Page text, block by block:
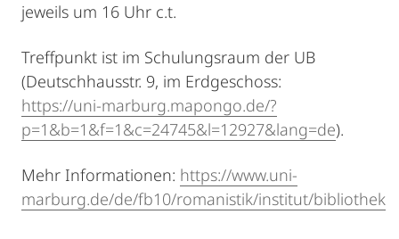
jeweils um 16 Uhr c.t.
Treffpunkt ist im Schulungsraum der UB
(Deutschhausstr. 9, im Erdgeschoss:
https://uni-marburg.mapongo.de/?
p=1&b=1&f=1&c=24745&l=12927&lang=de).
Mehr Informationen: https://www.uni-
marburg.de/de/fb10/romanistik/institut/bibliothek